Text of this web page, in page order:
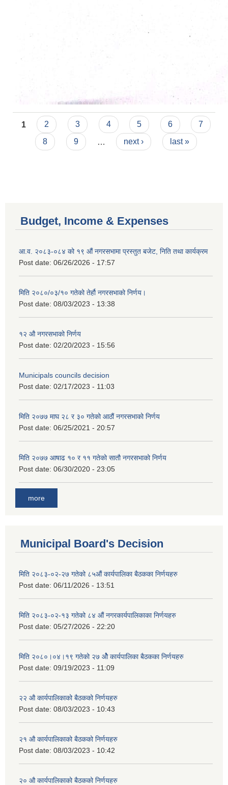
Pages
1 2 3 4 5 6
7
8
9 next › last »
Budget, Income & Expenses
आ.व. २०८३-०८४ को १९ औं नगरसभामा प्रस्तुत बजेट, निति तथा कार्यक्रम
Post date: 06/26/2026 - 17:57
मिति २०८०/०३/१० गतेको तेर्हौ नगरसभाको निर्णय।
Post date: 08/03/2023 - 13:38
१२ औ नगरसभाको निर्णय
Post date: 02/20/2023 - 15:56
Municipals councils decision
Post date: 02/17/2023 - 11:03
मिति २०७७ माघ २८ र ३० गतेको आठौं नगरसभाको निर्णय
Post date: 06/25/2021 - 20:57
मिति २०७७ आषाढ १० र ११ गतेको सातौ नगरसभाको निर्णय
Post date: 06/30/2020 - 23:05
more
Municipal Board's Decision
मिति २०८३-०२-२७ गतेको ८५औं कार्यपालिका बैठकका निर्णयहरु
Post date: 06/11/2026 - 13:51
मिति २०८३-०२-१३ गतेको ८४ औं नगरकार्यपालिकाका निर्णयहरु
Post date: 05/27/2026 - 22:20
मिति २०८०।०४।१९ गतेको २७ ‌‍‌ओेै कार्यपालिका बैठकका निर्णयहरु
Post date: 09/19/2023 - 11:09
२‍२ औ कार्यपालिकाको बैठकको निर्णयहरु
Post date: 08/03/2023 - 10:43
२‍१ औ कार्यपालिकाको बैठकको निर्णयहरु
Post date: 08/03/2023 - 10:42
२‍० औ कार्यपालिकाको बैठकको निर्णयहरु